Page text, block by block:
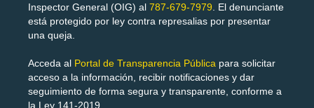
Inspector General (OIG) al 787-679-7979 . El denunciante
está protegido por ley contra represalias por presentar
una queja.
Acceda al Portal de Transparencia Pública para solicitar
acceso a la información, recibir notificaciones y dar
seguimiento de forma segura y transparente, conforme a
la Ley 141-2019.